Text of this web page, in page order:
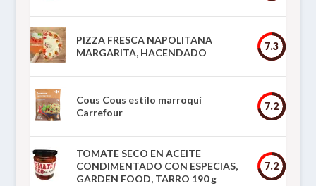
PIZZA FRESCA NAPOLITANA
MARGARITA, HACENDADO
7.3
Cous Cous estilo marroquí
Carrefour
7.2
TOMATE SECO EN ACEITE
CONDIMENTADO CON ESPECIAS,
GARDEN FOOD, TARRO 190 g
7.2